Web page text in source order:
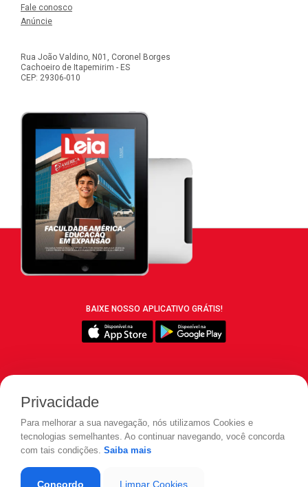
Fale conosco
Anúncie
Rua João Valdino, N01, Coronel Borges
Cachoeiro de Itapemirim - ES
CEP: 29306-010
BAIXE NOSSO APLICATIVO GRÁTIS!
Privacidade
Para melhorar a sua navegação, nós utilizamos Cookies e
tecnologias semelhantes. Ao continuar navegando, você concorda
com tais condições. Saiba mais
Concordo Limpar Cookies